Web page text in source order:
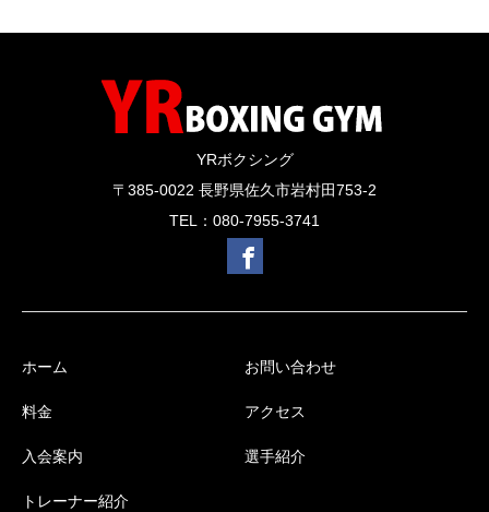
YRボクシング
〒385-0022 長野県佐久市岩村田753-2
TEL：080-7955-3741
ホーム
料金
入会案内
トレーナー紹介
お問い合わせ
アクセス
選手紹介